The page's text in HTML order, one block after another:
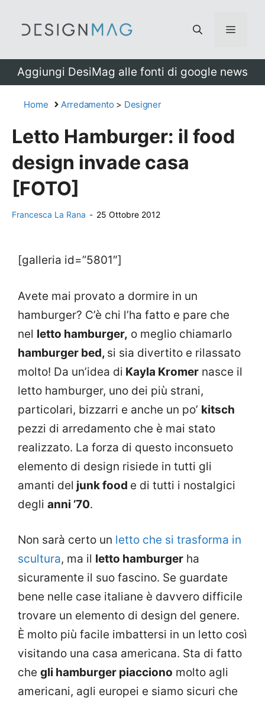
Menu
Aggiungi DesiMag alle fonti di google news
Home Arredamento > Designer
Letto Hamburger: il food
design invade casa
[FOTO]
Francesca La Rana - 25 Ottobre 2012
[galleria id=”5801″]
Avete mai provato a dormire in un
hamburger? C’è chi l’ha fatto e pare che
nel letto hamburger, o meglio chiamarlo
hamburger bed, si sia divertito e rilassato
molto! Da un’idea di Kayla Kromer nasce il
letto hamburger, uno dei più strani,
particolari, bizzarri e anche un po’ kitsch
pezzi di arredamento che è mai stato
realizzato. La forza di questo inconsueto
elemento di design risiede in tutti gli
amanti del junk food e di tutti i nostalgici
degli anni ’70.
Non sarà certo un letto che si trasforma in
scultura, ma il letto hamburger ha
sicuramente il suo fascino. Se guardate
bene nelle case italiane è davvero difficile
trovare un elemento di design del genere.
È molto più facile imbattersi in un letto così
visitando una casa americana. Sta di fatto
che gli hamburger piacciono molto agli
americani, agli europei e siamo sicuri che